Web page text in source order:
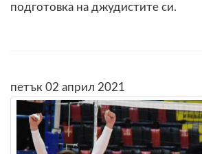
подготовка на джудистите си.
петък 02 април 2021